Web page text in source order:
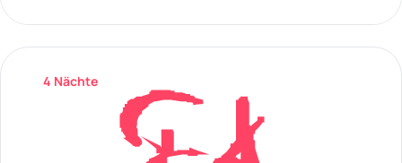
4 Nächte